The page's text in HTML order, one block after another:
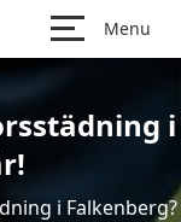
Menu
i
i Falkenberg?